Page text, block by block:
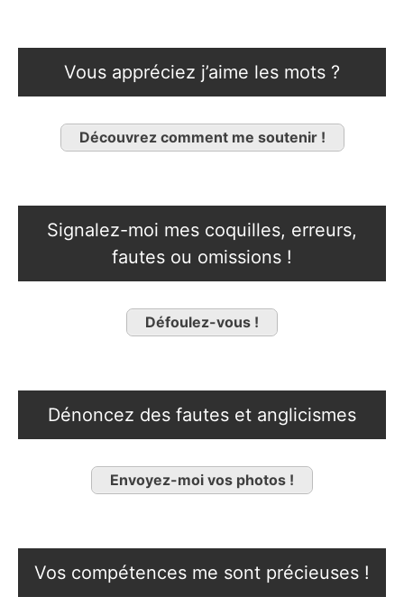
Vous appréciez j’aime les mots ?
Découvrez comment me soutenir !
Signalez-moi mes coquilles, erreurs,
fautes ou omissions !
Défoulez-vous !
Dénoncez des fautes et anglicismes
Envoyez-moi vos photos !
Vos compétences me sont précieuses !